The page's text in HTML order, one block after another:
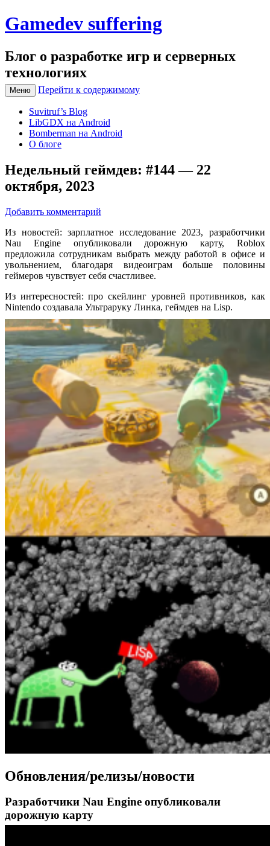
Gamedev suffering
Блог о разработке игр и серверных
технологиях
Меню Перейти к содержимому
Suvitruf’s Blog
LibGDX на Android
Bomberman на Android
О блоге
Недельный геймдев: #144 — 22
октября, 2023
Добавить комментарий
Из новостей: зарплатное исследование 2023, разработчики
Nau Engine опубликовали дорожную карту, Roblox
предложила сотрудникам выбрать между работой в офисе и
увольнением, благодаря видеоиграм больше половины
геймеров чувствует себя счастливее.
Из интересностей: про скейлинг уровней противников, как
Nintendo создавала Ультраруку Линка, геймдев на Lisp.
Обновления/релизы/новости
Разработчики Nau Engine опубликовали
дорожную карту